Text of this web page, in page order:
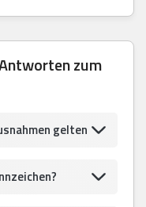
zum
gelten